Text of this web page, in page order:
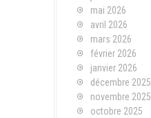
mai 2026
avril 2026
mars 2026
février 2026
janvier 2026
décembre 2025
novembre 2025
octobre 2025